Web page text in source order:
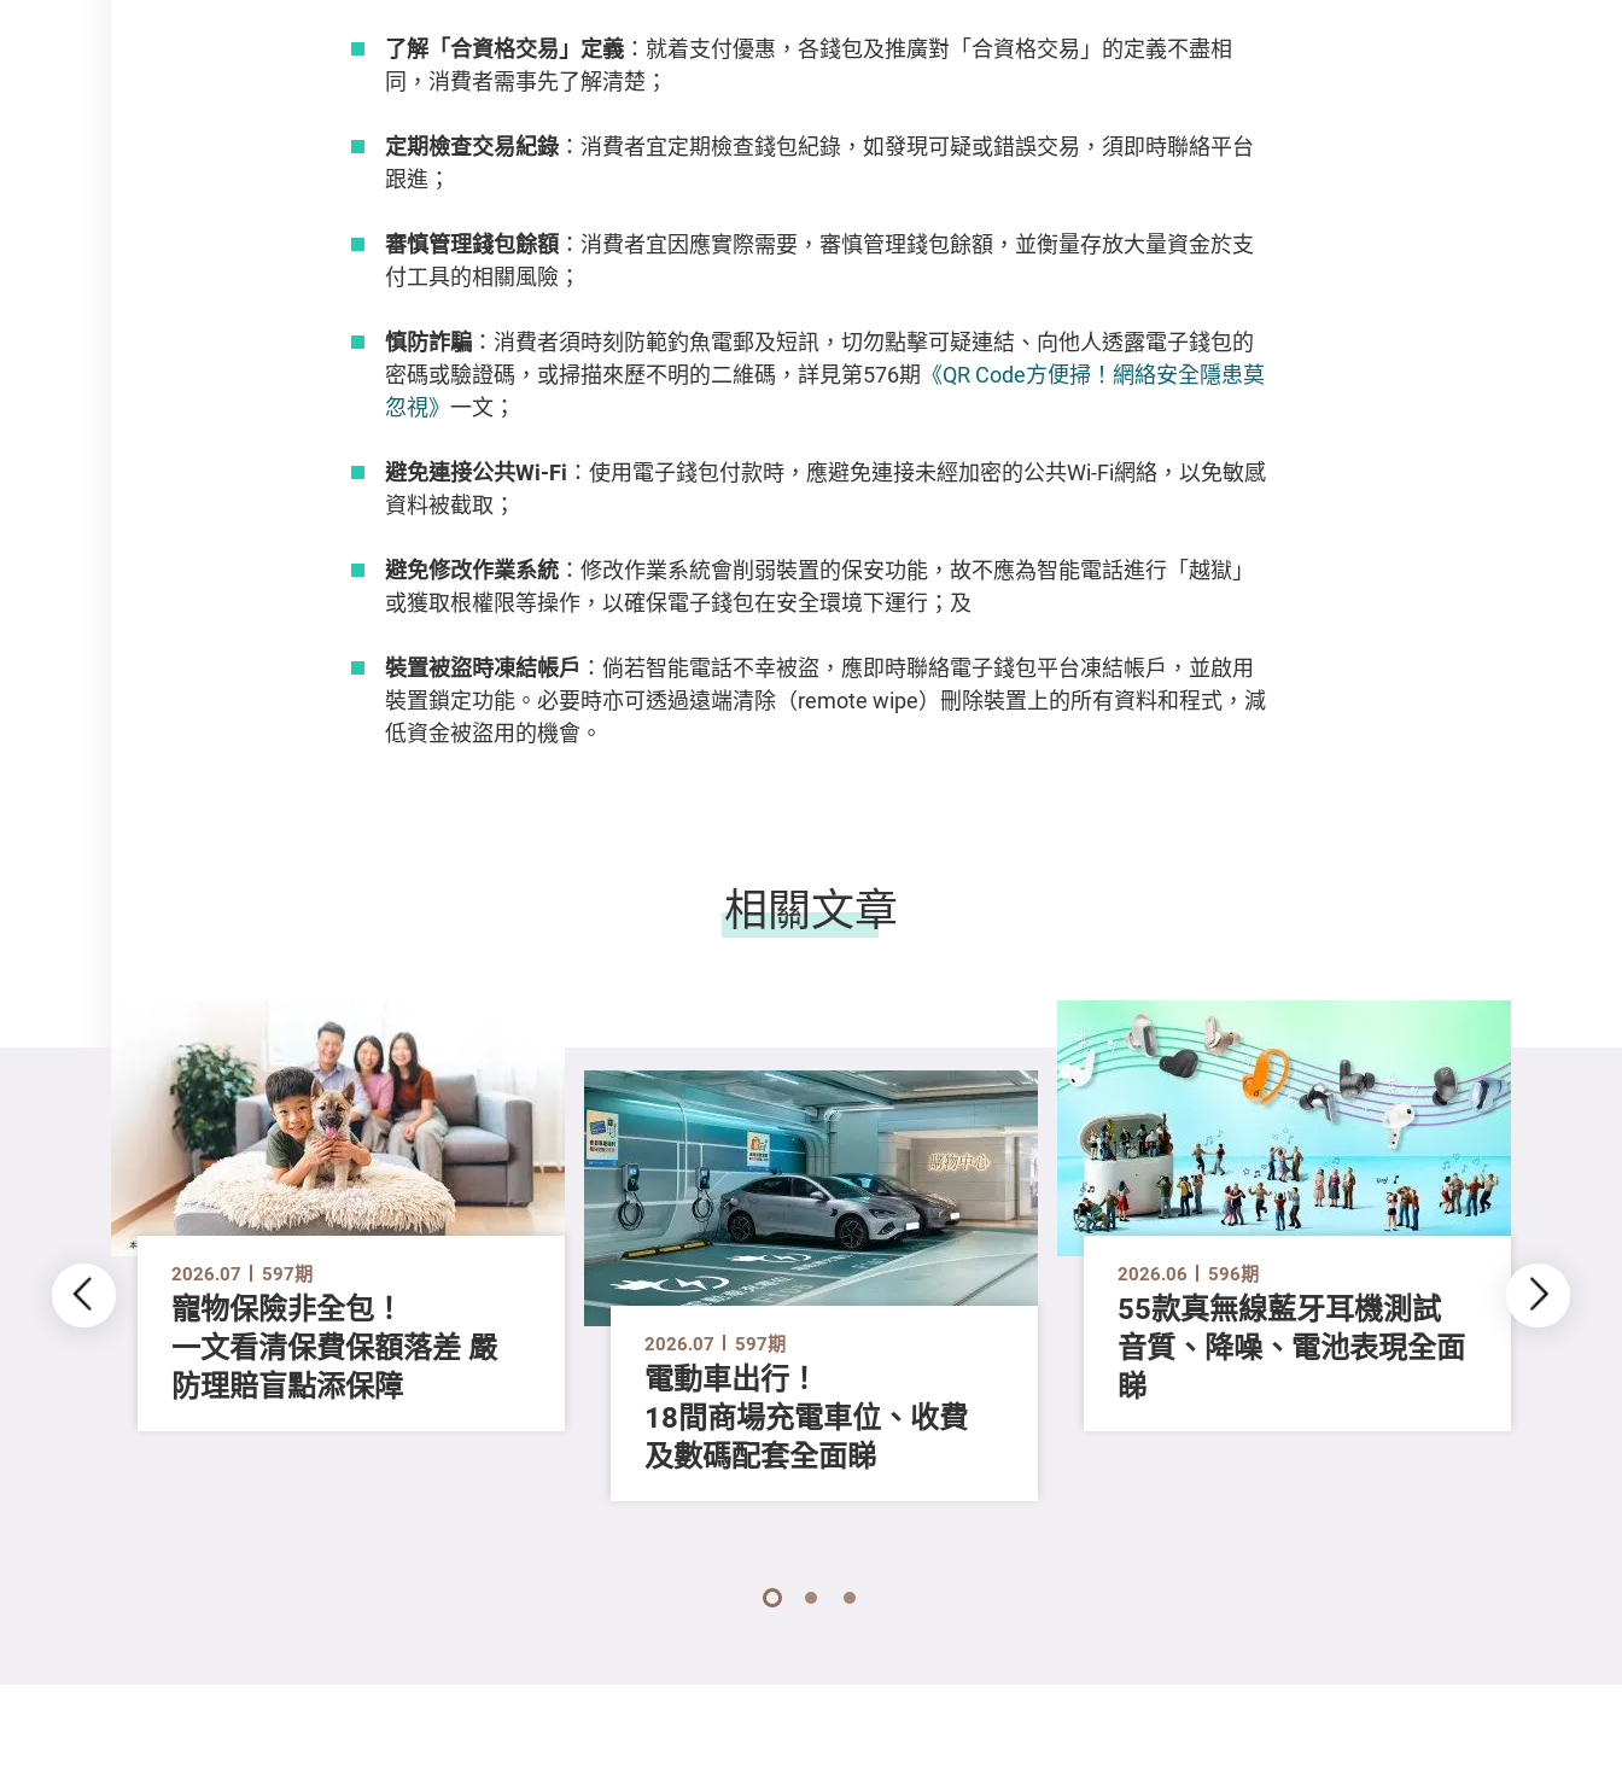
了解「合資格交易」定義 ：就着支付優惠，各錢包及推廣對「合資格交易」的定義不盡相
同，消費者需事先了解清楚；
定期檢查交易紀錄 ：消費者宜定期檢查錢包紀錄，如發現可疑或錯誤交易，須即時聯絡平台
跟進；
審慎管理錢包餘額 ：消費者宜因應實際需要，審慎管理錢包餘額，並衡量存放大量資金於支
付工具的相關風險；
慎防詐騙 ：消費者須時刻防範釣魚電郵及短訊，切勿點擊可疑連結、向他人透露電子錢包的
密碼或驗證碼，或掃描來歷不明的二維碼，詳見第576期 《QR Code方便掃！網絡安全隱患莫
忽視》一文；
避免連接公共Wi-Fi ：使用電子錢包付款時，應避免連接未經加密的公共Wi-Fi網絡，以免敏感
資料被截取；
避免修改作業系統 ：修改作業系統會削弱裝置的保安功能，故不應為智能電話進行「越獄」
或獲取根權限等操作，以確保電子錢包在安全環境下運行；及
裝置被盜時凍結帳戶 ：倘若智能電話不幸被盜，應即時聯絡電子錢包平台凍結帳戶，並啟用
裝置鎖定功能。必要時亦可透過遠端清除（remote wipe）刪除裝置上的所有資料和程式，減
低資金被盜用的機會。
相關文章
2026.07 597期
寵物保險非全包！
一文看清保費保額落差 嚴
防理賠盲點添保障
2026.07 597期
電動車出行！
18間商場充電車位、收費
及數碼配套全面睇
2026.06 596期
55款真無線藍牙耳機測試
音質、降噪、電池表現全面
睇
1 2 3